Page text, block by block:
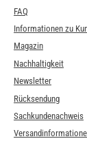
FAQ
Informationen zu
Magazin
Nachhaltigkeit
Newsletter
Rücksendung
Sachkundenachweis